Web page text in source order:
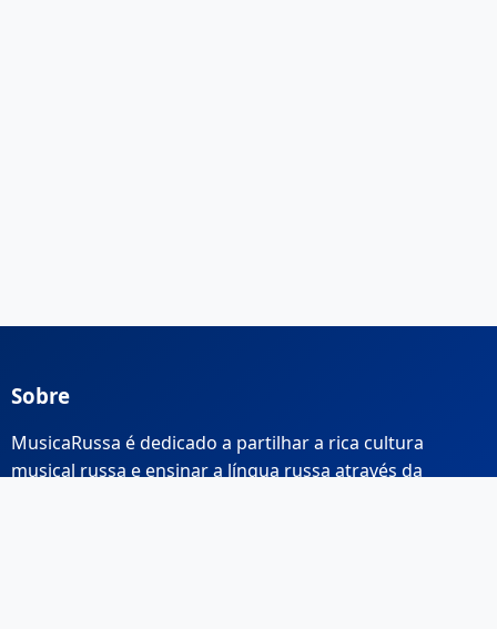
Sobre
MusicaRussa é dedicado a partilhar a rica cultura
musical russa e ensinar a língua russa através da